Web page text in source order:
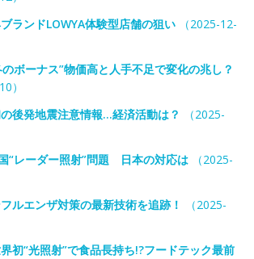
ランドLOWYA体験型店舗の狙い（2025-12-
ボーナス”物価高と人手不足で変化の兆し？
）
後発地震注意情報…経済活動は？
（2025-
“レーダー照射”問題 日本の対応は（2025-
ルエンザ対策の最新技術を追跡！
（2025-
初“光照射”で食品長持ち!?フードテック最前